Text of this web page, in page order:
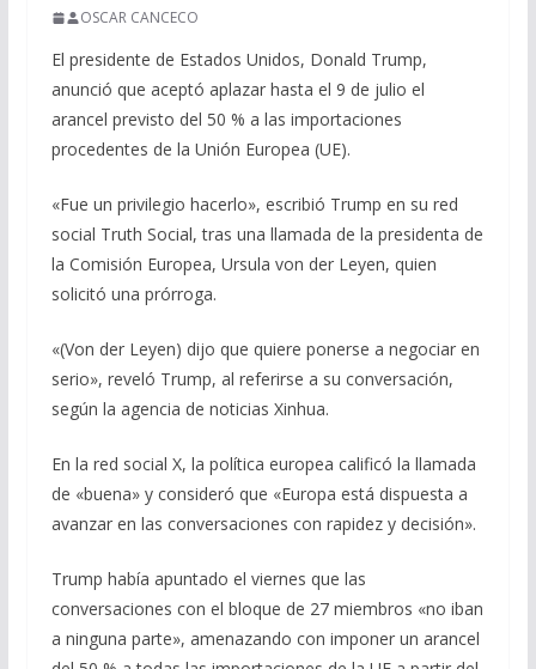
OSCAR CANCECO
El presidente de Estados Unidos, Donald Trump,
anunció que aceptó aplazar hasta el 9 de julio el
arancel previsto del 50 % a las importaciones
procedentes de la Unión Europea (UE).
«Fue un privilegio hacerlo», escribió Trump en su red
social Truth Social, tras una llamada de la presidenta de
la Comisión Europea, Ursula von der Leyen, quien
solicitó una prórroga.
«(Von der Leyen) dijo que quiere ponerse a negociar en
serio», reveló Trump, al referirse a su conversación,
según la agencia de noticias Xinhua.
En la red social X, la política europea calificó la llamada
de «buena» y consideró que «Europa está dispuesta a
avanzar en las conversaciones con rapidez y decisión».
Trump había apuntado el viernes que las
conversaciones con el bloque de 27 miembros «no iban
a ninguna parte», amenazando con imponer un arancel